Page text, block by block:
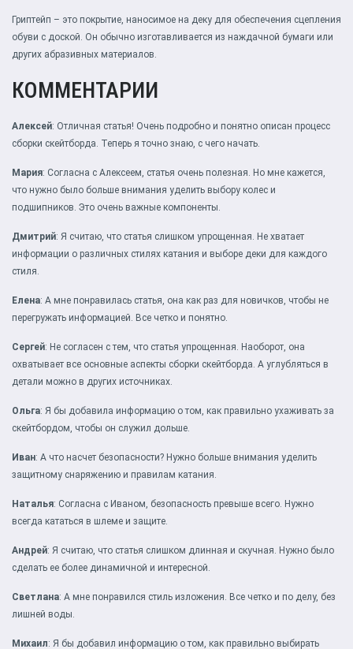
Гриптейп – это покрытие, наносимое на деку для обеспечения сцепления
обуви с доской. Он обычно изготавливается из наждачной бумаги или
других абразивных материалов.
КОММЕНТАРИИ
Алексей: Отличная статья! Очень подробно и понятно описан процесс
сборки скейтборда. Теперь я точно знаю, с чего начать.
Мария: Согласна с Алексеем, статья очень полезная. Но мне кажется,
что нужно было больше внимания уделить выбору колес и
подшипников. Это очень важные компоненты.
Дмитрий: Я считаю, что статья слишком упрощенная. Не хватает
информации о различных стилях катания и выборе деки для каждого
стиля.
Елена: А мне понравилась статья, она как раз для новичков, чтобы не
перегружать информацией. Все четко и понятно.
Сергей: Не согласен с тем, что статья упрощенная. Наоборот, она
охватывает все основные аспекты сборки скейтборда. А углубляться в
детали можно в других источниках.
Ольга: Я бы добавила информацию о том, как правильно ухаживать за
скейтбордом, чтобы он служил дольше.
Иван: А что насчет безопасности? Нужно больше внимания уделить
защитному снаряжению и правилам катания.
Наталья: Согласна с Иваном, безопасность превыше всего. Нужно
всегда кататься в шлеме и защите.
Андрей: Я считаю, что статья слишком длинная и скучная. Нужно было
сделать ее более динамичной и интересной.
Светлана: А мне понравился стиль изложения. Все четко и по делу, без
лишней воды.
Михаил: Я бы добавил информацию о том, как правильно выбирать